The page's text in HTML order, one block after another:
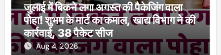
जुलाई में बिकने लगा अगस्त की पैकेजिंग वाला
पोहा! शुभम के मार्ट का कमाल, खाद्य विभाग ने की
कार्रवाई, 38 पैकेट सीज
Aug 4, 2026